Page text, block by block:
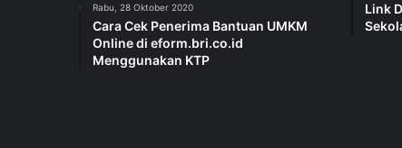
Rabu, 28 Oktober 2020
Cara Cek Penerima Bantuan UMKM
Online di eform.bri.co.id
Menggunakan KTP
Link